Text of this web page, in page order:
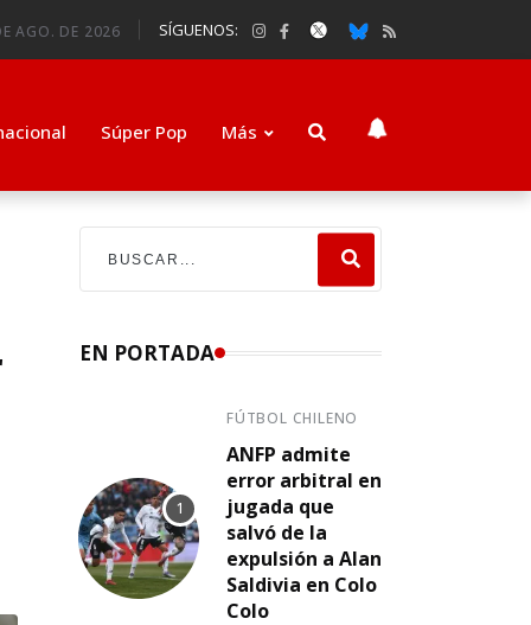
AGO. DE 2026 SÍGUENOS:
Súper Pop Más
EN PORTADA
FÚTBOL CHILENO
ANFP admite
error arbitral en
jugada que
salvó de la
expulsión a Alan
Saldivia en Colo
Colo